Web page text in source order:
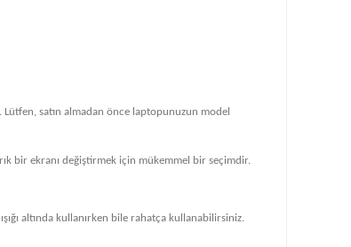
Lütfen, satın almadan önce laptopunuzun model
bir ekranı değiştirmek için mükemmel bir seçimdir.
altında kullanırken bile rahatça kullanabilirsiniz.